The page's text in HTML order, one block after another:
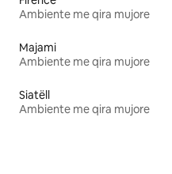
Ambiente me qira mujore
Majami
Ambiente me qira mujore
Siatëll
Ambiente me qira mujore